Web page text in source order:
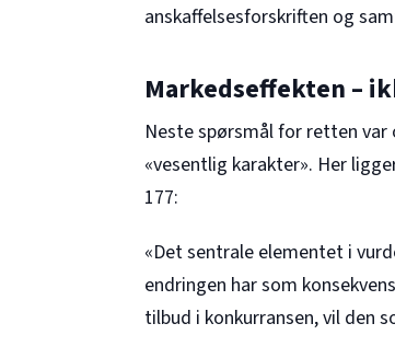
anskaffelsesforskriften og
Markedseffekten –
Neste spørsmål for retten
«vesentlig karakter». Her
177:
«Det sentrale elementet i
endringen har som
tilbud i konkurransen, vil den